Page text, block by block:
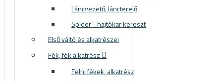
Láncvezető, láncterelő
Spider - hajtókar kereszt
Első váltó és alkatrészei
Fék, fék alkatrész
Felni fékek, alkatrész